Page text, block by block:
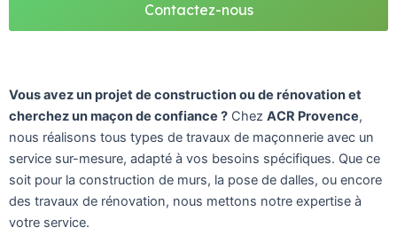
Contactez-nous
Vous avez un projet de construction ou de rénovation et
cherchez un maçon de confiance ? Chez ACR Provence,
nous réalisons tous types de travaux de maçonnerie avec un
service sur-mesure, adapté à vos besoins spécifiques. Que ce
soit pour la construction de murs, la pose de dalles, ou encore
des travaux de rénovation, nous mettons notre expertise à
votre service.